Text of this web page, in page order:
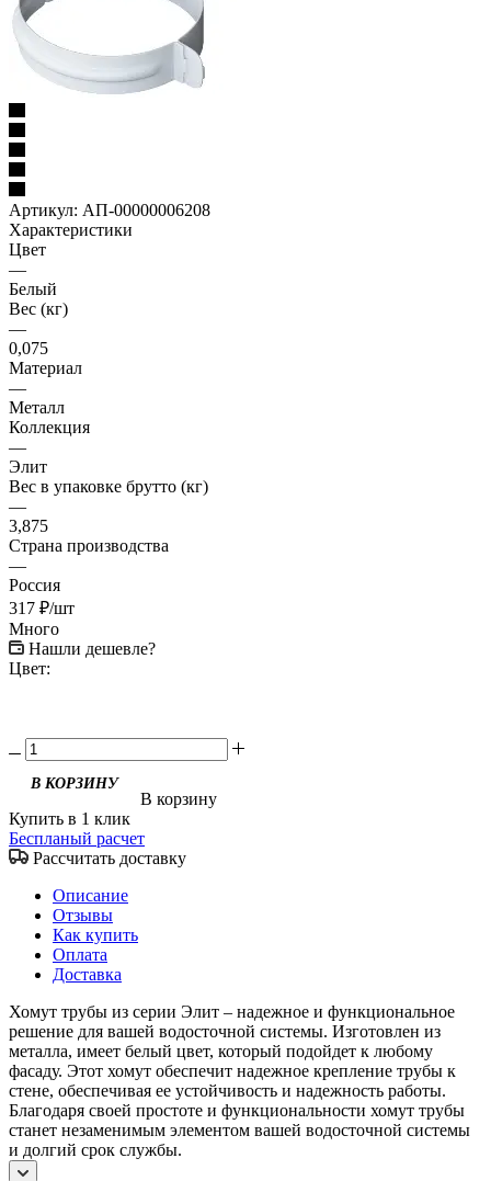
Артикул: АП-00000006208
Характеристики
Цвет
—
Белый
Вес (кг)
—
0,075
Материал
—
Металл
Коллекция
—
Элит
Вес в упаковке брутто (кг)
—
3,875
Страна производства
—
Россия
317 ₽/шт
Много
Нашли дешевле?
Цвет:
В корзину
Купить в 1 клик
Беспланый расчет
Рассчитать доставку
Описание
Отзывы
Как купить
Оплата
Доставка
Хомут трубы из серии Элит – надежное и функциональное
решение для вашей водосточной системы. Изготовлен из
металла, имеет белый цвет, который подойдет к любому
фасаду. Этот хомут обеспечит надежное крепление трубы к
стене, обеспечивая ее устойчивость и надежность работы.
Благодаря своей простоте и функциональности хомут трубы
станет незаменимым элементом вашей водосточной системы
и долгий срок службы.